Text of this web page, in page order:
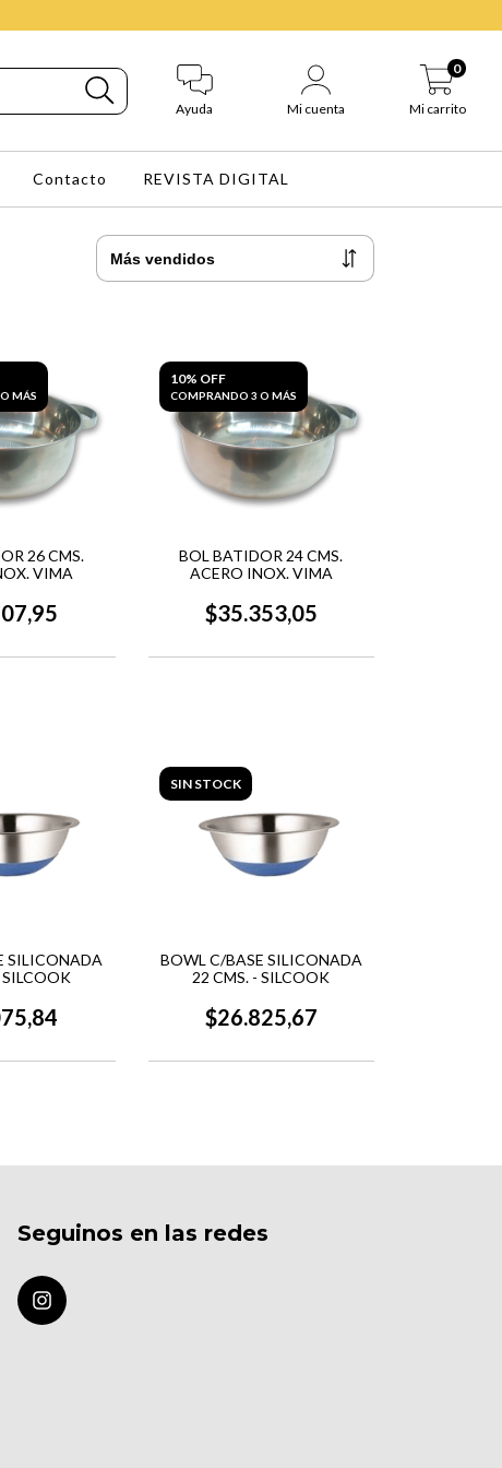
Ayuda Mi cuenta Mi carrito
0
Contacto REVISTA DIGITAL
MÁS
26 CMS.
VIMA
10% OFF
COMPRANDO 3 O MÁS
BOL BATIDOR 24 CMS.
ACERO INOX. VIMA
$35.353,05
SILICONADA
SILCOOK
SIN STOCK
BOWL C/BASE SILICONADA
22 CMS. - SILCOOK
$26.825,67
Seguinos en las redes